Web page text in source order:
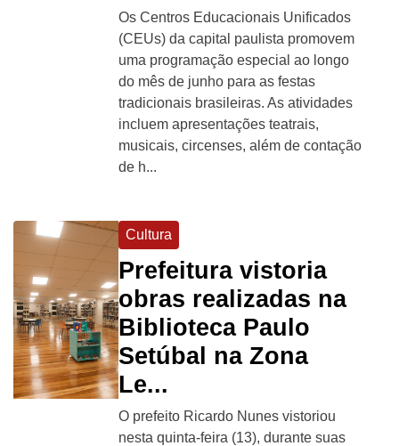
Os Centros Educacionais Unificados
(CEUs) da capital paulista promovem
uma programação especial ao longo
do mês de junho para as festas
tradicionais brasileiras. As atividades
incluem apresentações teatrais,
musicais, circenses, além de contação
de h...
Cultura
Prefeitura vistoria
obras realizadas na
Biblioteca Paulo
Setúbal na Zona
Le...
O prefeito Ricardo Nunes vistoriou
nesta quinta-feira (13), durante suas